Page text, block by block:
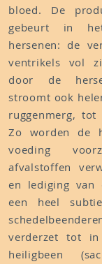
bloed. De
gebeurt in
hersenen: de
ventrikels vol
door de
stroomt ook
ruggenmerg, tot
Zo worden de
voeding
afvalstoffen
en lediging van
een heel
verderzet tot
heiligbeen